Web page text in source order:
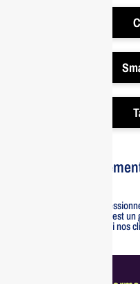
Votre
Pour un usage
officiellement distribué est
Voici pourquoi nos